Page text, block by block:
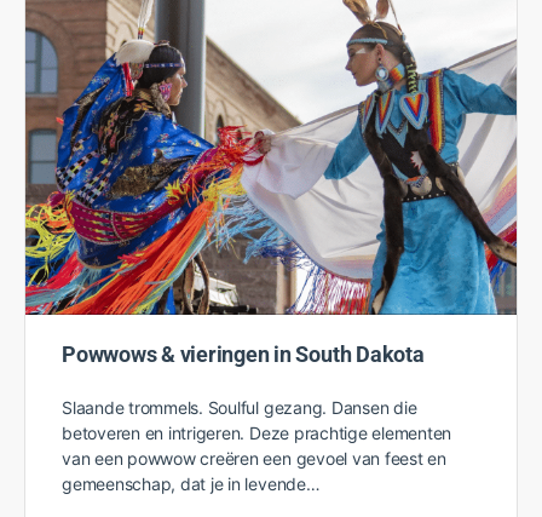
Powwows & vieringen in South Dakota
Slaande trommels. Soulful gezang. Dansen die
betoveren en intrigeren. Deze prachtige elementen
van een powwow creëren een gevoel van feest en
gemeenschap, dat je in levende…